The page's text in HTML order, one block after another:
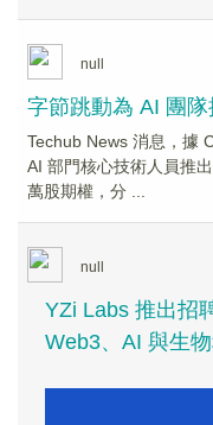
null
字節跳動為 AI 團
Techub News 消息，據
AI 部門核心技術人員推
萬股期權，分 ...
null
YZi Labs 推出招
Web3、AI 與生